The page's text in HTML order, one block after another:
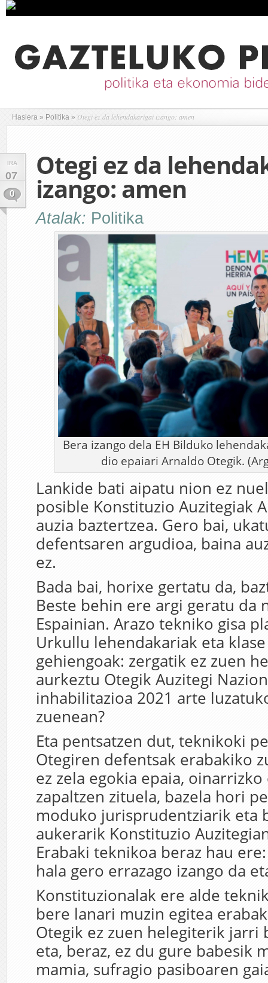
Hasiera » Politika » Otegi ez da lehendakarigai izango: amen
IRA
07
0
Otegi ez da
izango: amen
Atalak: Politika
Bera izango dela EH Bilduko
dio epaiari Arnaldo Otegik.
Lankide bati aipatu nion ez
posible Konstituzio Auzitegiak
auzia baztertzea. Gero bai,
defentsaren argudioa, baina
ez.
Bada bai, horixe gertatu da,
Beste behin ere argi geratu da
Espainian. Arazo tekniko gisa
Urkullu lehendakariak eta
gehiengoak: zergatik ez zuen
aurkeztu Otegik Auzitegi
inhabilitazioa 2021 arte
zuenean?
Eta pentsatzen dut, teknikoki
Otegiren defentsak erabakiko
ez zela egokia epaia,
zapaltzen zituela, bazela hori
moduko jurisprudentziarik eta
aukerarik Konstituzio
Erabaki teknikoa beraz hau
hala gero errazago izango da
Konstituzionalak ere alde
bere lanari muzin egitea
Otegik ez zuen helegiterik jarri
eta, beraz, ez du gure babesik
mamia, sufragio pasiboaren